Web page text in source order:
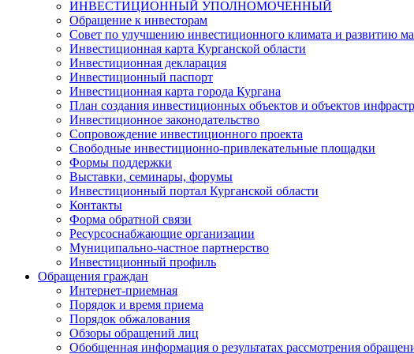
ИНВЕСТИЦИОННЫЙ УПОЛНОМОЧЕННЫЙ
Обращение к инвесторам
Совет по улучшению инвестиционного климата и развитию
Инвестиционная карта Курганской области
Инвестиционная декларация
Инвестиционный паспорт
Инвестиционная карта города Кургана
План создания инвестиционных объектов и объектов
Инвестиционное законодательство
Сопровождение инвестиционного проекта
Свободные инвестиционно-привлекательные площадки
Формы поддержки
Выставки, семинары, форумы
Инвестиционный портал Курганской области
Контакты
Форма обратной связи
Ресурсоснабжающие организации
Муниципально-частное партнерство
Инвестиционный профиль
Обращения граждан
Интернет-приемная
Порядок и время приема
Порядок обжалования
Обзоры обращений лиц
Обобщенная информация о результатах рассмотрения